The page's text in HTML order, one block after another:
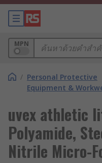
MPN
/ Personal Protective
Equipment &
uvex athletic
Polyamide,
Nitrile Micro-